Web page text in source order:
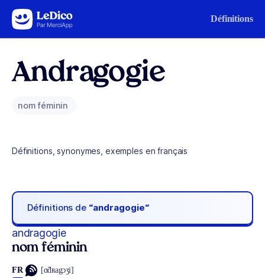
Aller au contenu Définitions
Andragogie
nom féminin
Définitions, synonymes, exemples en français
Définitions de “andragogie“
andragogie
nom féminin
FR [ɑ̃dʀagɔʒi]